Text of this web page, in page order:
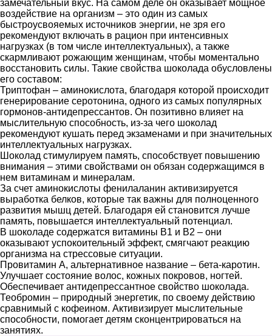
замечательный вкус. На самом деле он оказывает мощное
воздействие на организм – это один из самых
быстроусвояемых источников энергии, не зря его
рекомендуют включать в рацион при интенсивных
нагрузках (в том числе интеллектуальных), а также
скармливают рожающим женщинам, чтобы моментально
восстановить силы. Такие свойства шоколада обусловлены
его составом:
Триптофан – аминокислота, благодаря которой происходит
генерирование серотонина, одного из самых популярных
гормонов-антидепрессантов. Он позитивно влияет на
мыслительную способность, из-за чего шоколад
рекомендуют кушать перед экзаменами и при значительных
интеллектуальных нагрузках.
Шоколад стимулируем память, способствует повышению
внимания – этими свойствами он обязан содержащимся в
нем витаминам и минералам.
За счет аминокислоты фенилаланин активизируется
выработка белков, которые так важны для полноценного
развития мышц детей. Благодаря ей становится лучше
память, повышается интеллектуальный потенциал.
В шоколаде содержатся витамины В1 и В2 – они
оказывают успокоительный эффект, смягчают реакцию
организма на стрессовые ситуации.
Провитамин А, альтернативное название – бета-каротин.
Улучшает состояние волос, кожных покровов, ногтей.
Обеспечивает антидепрессантное свойство шоколада.
Теобромин – природный энергетик, по своему действию
сравнимый с кофеином. Активизирует мыслительные
способности, помогает детям сконцентрироваться на
занятиях.